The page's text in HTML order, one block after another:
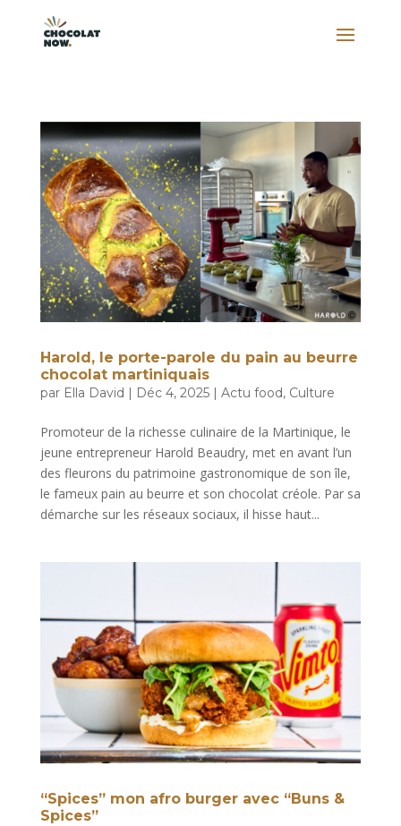
Harold, le porte-parole du pain au beurre
chocolat martiniquais
par Ella David | Déc 4, 2025| Actu food, Culture
Promoteur de la richesse culinaire de la Martinique, le
jeune entrepreneur Harold Beaudry, met en avant l’un
des fleurons du patrimoine gastronomique de son île,
le fameux pain au beurre et son chocolat créole. Par sa
démarche sur les réseaux sociaux, il hisse haut...
“Spices” mon afro burger avec “Buns &
Spices”